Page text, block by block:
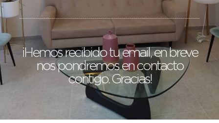
¡Hemos recibido tu email, en breve
nos pondremos en contacto
contigo. Gracias!